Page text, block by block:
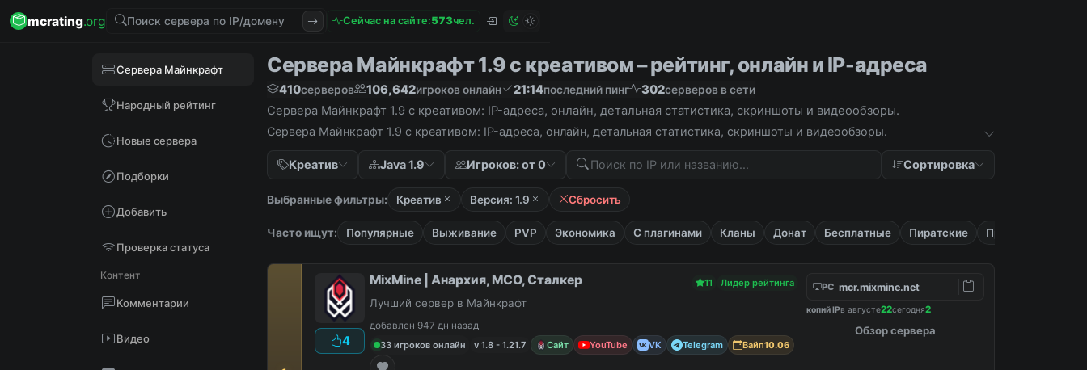
mcrating.org Сейчас на сайте:573чел.
Сервера Майнкрафт
Народный рейтинг
Новые сервера
Подборки
Добавить
Проверка статуса
Контент
Комментарии
Видео
Сервера Майнкрафт 1.9 с креативом – рейтинг, онлайн и IP-адреса
410серверов 106,642игроков онлайн 21:14последний пинг 302серверов в сети
Сервера Майнкрафт 1.9 с креативом: IP-адреса, онлайн, детальная статистика, скриншоты и видеообзоры.
Сервера Майнкрафт 1.9 с креативом: IP-адреса, онлайн, детальная статистика, скриншоты и видеообзоры.
Креатив Java 1.9 Игроков: от 0 Сортировка
Выбранные фильтры: Креатив Версия: 1.9 Сбросить
Часто ищут: Популярные Выживание PVP Экономика С плагинами Кланы Донат Бесплатные Пиратские Приват
4
MixMine | Анархия, МСО, Сталкер 11 Лидер рейтинга
Лучший сервер в Майнкрафт
добавлен 947 дн назад
33 игроков онлайн
v 1.8 - 1.21.7 Сайт YouTube VK Telegram Вайп10.06
PC mcr.mixmine.net
копий IPв августе22сегодня2
Обзор сервера